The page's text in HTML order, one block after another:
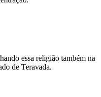
essa religião também na
de Teravada.